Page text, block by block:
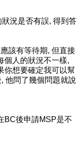
況是否有誤, 得到答
該有等待期, 但直接
個人的狀況不一樣,
你想要確定我可以幫
他問了幾個問題就說
BC後申請MSP是不